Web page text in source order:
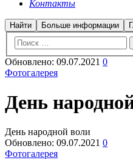
Контакты
Найти Больше информации
Обновлено: 09.07.2021 0
Фотогалерея
День
День народной воли
Обновлено: 09.07.2021 0
Фотогалерея